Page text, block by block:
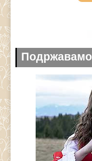
Подржавамо